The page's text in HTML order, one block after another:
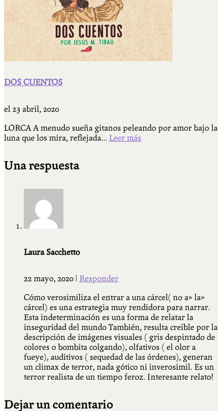
DOS CUENTOS
el 23 abril, 2020
LORCA A menudo sueña gitanos peleando por amor bajo la
luna que los mira, reflejada... Leer más
Una respuesta
Laura Sacchetto
22 mayo, 2020
Responder
Cómo verosimiliza el entrar a una cárcel( no a» la»
cárcel) es una estrategia muy rendidora para narrar.
Esta indeterminación es una forma de relatar la
inseguridad del mundo También, resulta creíble por la
descripción de imágenes visuales ( gris despintado de
colores o bombita colgando), olfativos ( el olor a
fueye), auditivos ( sequedad de las órdenes), generan
un climax de terror, nada gótico ni inverosímil. Es un
terror realista de un tiempo feroz. Interesante relato!
Dejar un comentario